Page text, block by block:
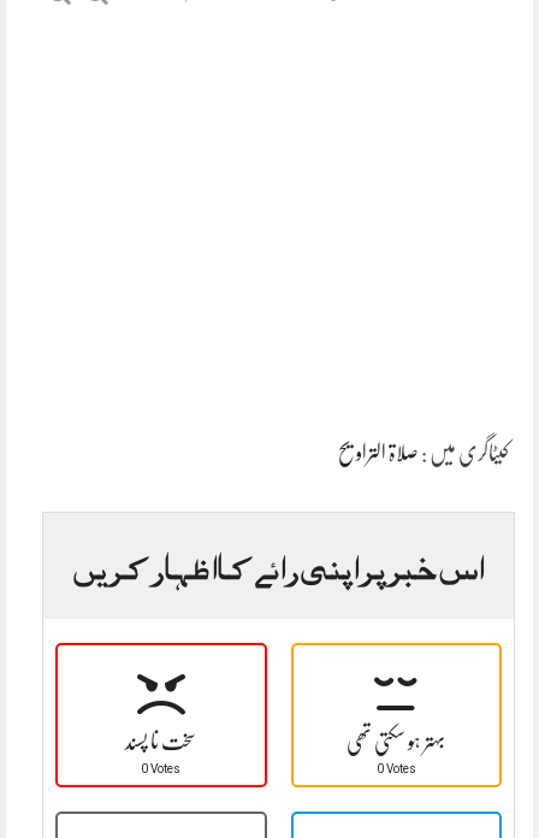
کیٹاگری میں : صلاۃ التراویح
اس خبر پر اپنی رائے کا اظہار کریں
سخت نا پسند
0 Votes
بہتر ہو سکتی تھی
0 Votes